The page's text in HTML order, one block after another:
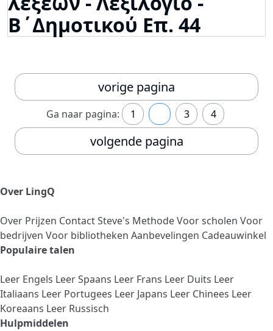
Β΄Δημοτικού Επ. 44
vorige pagina
Ga naar pagina: 1 3 4
volgende pagina
Over LingQ
Over Prijzen ContactSteve's MethodeVoor scholen Voor
bedrijven Voor bibliotheken Aanbevelingen Cadeauwinkel
Populaire talen
Leer Engels Leer Spaans Leer Frans Leer Duits Leer
Italiaans Leer Portugees Leer Japans Leer Chinees Leer
Koreaans Leer Russisch
Hulpmiddelen